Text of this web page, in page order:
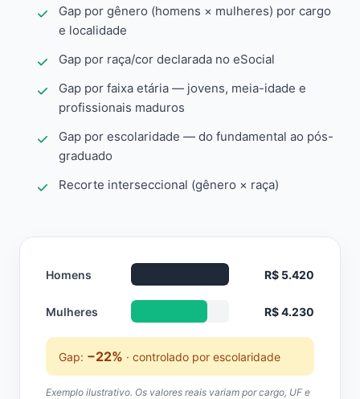
Gap por gênero (homens × mulheres) por cargo
e localidade
Gap por raça/cor declarada no eSocial
Gap por faixa etária — jovens, meia-idade e
profissionais maduros
Gap por escolaridade — do fundamental ao pós-
graduado
Recorte interseccional (gênero × raça)
Homens R$ 5.420
Mulheres R$ 4.230
Gap: −22% · controlado por escolaridade
Exemplo ilustrativo. Os valores reais variam por cargo, UF e